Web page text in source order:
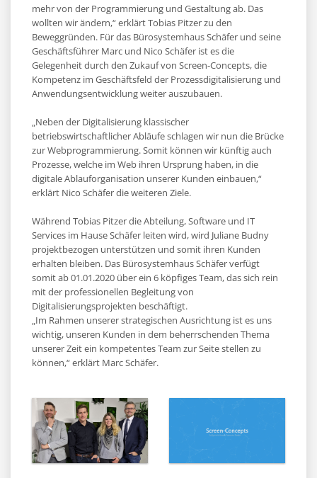
mehr von der Programmierung und Gestaltung ab. Das
wollten wir ändern,“ erklärt Tobias Pitzer zu den
Beweggründen. Für das Bürosystemhaus Schäfer und seine
Geschäftsführer Marc und Nico Schäfer ist es die
Gelegenheit durch den Zukauf von Screen-Concepts, die
Kompetenz im Geschäftsfeld der Prozessdigitalisierung und
Anwendungsentwicklung weiter auszubauen.
„Neben der Digitalisierung klassischer
betriebswirtschaftlicher Abläufe schlagen wir nun die Brücke
zur Webprogrammierung. Somit können wir künftig auch
Prozesse, welche im Web ihren Ursprung haben, in die
digitale Ablauforganisation unserer Kunden einbauen,“
erklärt Nico Schäfer die weiteren Ziele.
Während Tobias Pitzer die Abteilung, Software und IT
Services im Hause Schäfer leiten wird, wird Juliane Budny
projektbezogen unterstützen und somit ihren Kunden
erhalten bleiben. Das Bürosystemhaus Schäfer verfügt
somit ab 01.01.2020 über ein 6 köpfiges Team, das sich rein
mit der professionellen Begleitung von
Digitalisierungsprojekten beschäftigt.
„Im Rahmen unserer strategischen Ausrichtung ist es uns
wichtig, unseren Kunden in dem beherrschenden Thema
unserer Zeit ein kompetentes Team zur Seite stellen zu
können,“ erklärt Marc Schäfer.